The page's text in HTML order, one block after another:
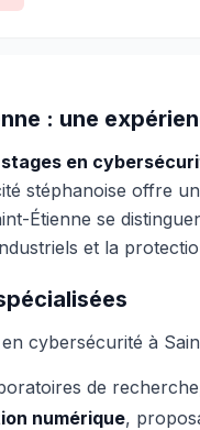
: une
en
stéphanoise offre
Étienne se
et la
cybersécurité à
de
numérique,